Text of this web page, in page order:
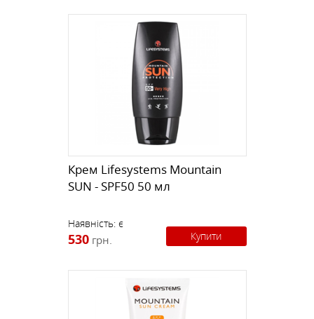
Крем Lifesystems Mountain
SUN - SPF50 50 мл
Наявність: є
530 грн. Купити